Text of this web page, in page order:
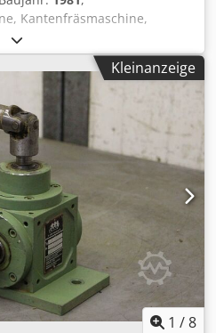
Kantenfräsmaschine,
Zum gleichzeitigen
Bündigfräsen von
an geraden Kanten
mit Innen- und
Hfqovea -eingebaute Fräser:
H1450 mm -Gewicht: 60 kg
Kleinanzeige
1 /8